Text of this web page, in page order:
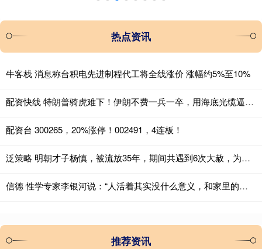
热点资讯
牛客栈 消息称台积电先进制程代工将全线涨价 涨幅约5%至10%
配资快线 特朗普骑虎难下！伊朗不费一兵一卒，用海底光缆逼美国让步 2026年4
配资台 300265，20%涨停！002491，4连板！
泛策略 明朝才子杨慎，被流放35年，期间共遇到6次大赦，为何唯独没他？_嘉靖_生活_杨廷和
信德 性学专家李银河说：“人活着其实没什么意义，和家里的牛羊，地上的蚂蚁，
推荐资讯